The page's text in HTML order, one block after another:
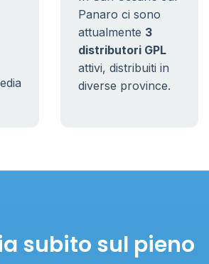
Panaro ci sono
attualmente 3
distributori GPL
attivi, distribuiti in
diverse province.
subito sul pieno